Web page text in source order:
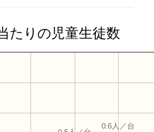
「ELSA（エルサ）」が導入
されており、デジタル端末
が行われています。今回の
したICT環境を活かした新
たりの児童生徒数
0.6人／台